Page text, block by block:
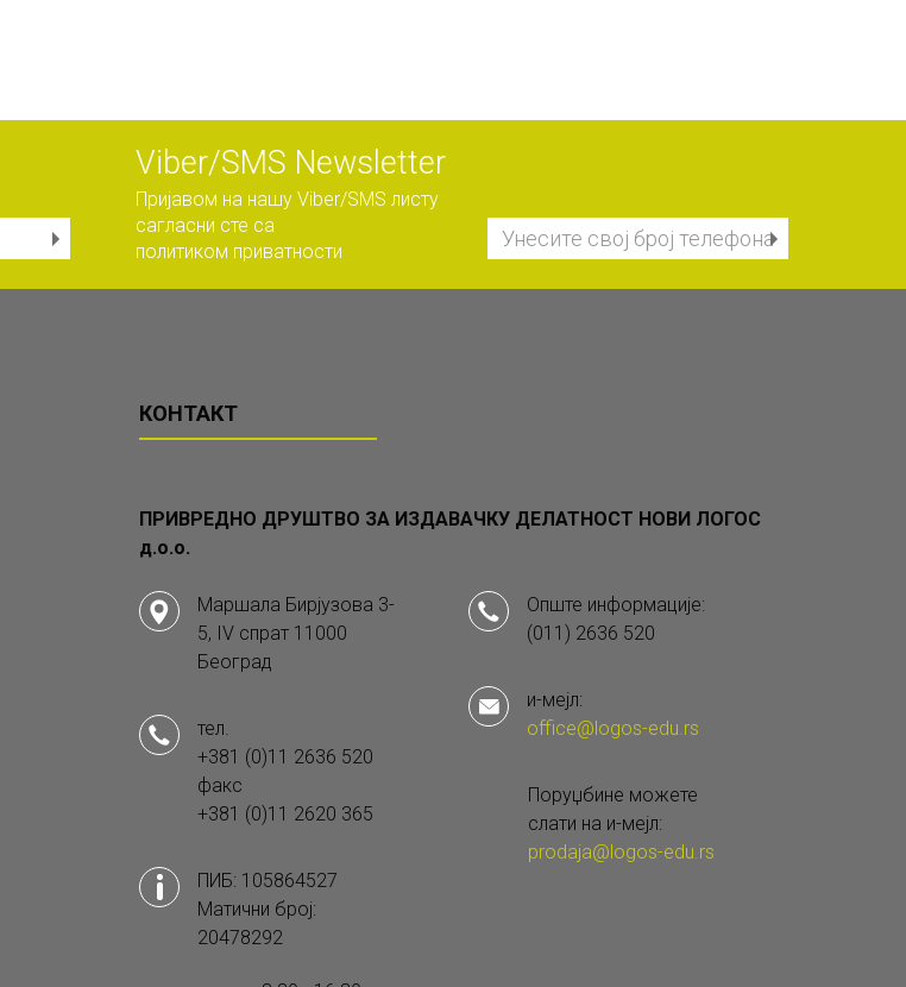
Viber/SMS Newsletter
Пријавом на нашу Viber/SMS листу
сагласни сте са
политиком приватности
КОНТАКТ
ПРИВРЕДНО ДРУШТВО ЗА ИЗДАВАЧКУ ДЕЛАТНОСТ НОВИ ЛОГОС
д.о.о.
Маршала Бирјузова 3-
5, IV спрат 11000
Београд
тел.
+381 (0)11 2636 520
факс
+381 (0)11 2620 365
ПИБ: 105864527
Матични број:
20478292
Опште информације:
(011) 2636 520
и-мејл:
office@logos-edu.rs
Поруџбине можете
слати на и-мејл:
prodaja@logos-edu.rs